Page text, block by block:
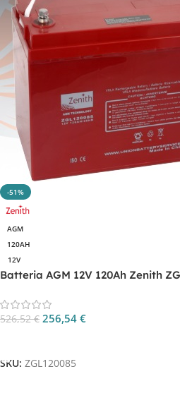
-51%
AGM
120AH
12V
Batteria AGM 12V 120Ah Zenith
526,52€ 256,54 €
SKU: ZGL120085